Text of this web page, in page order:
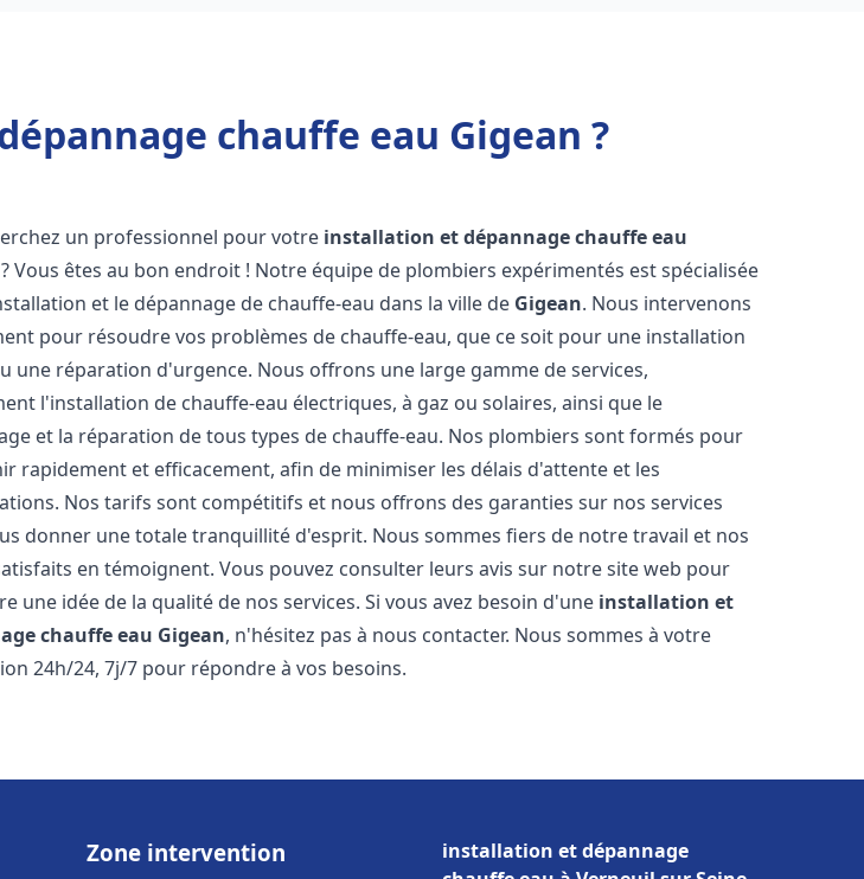
chauffe eau Gigean ?
un professionnel pour votre installation et dépannage chauffe eau
? Vous êtes au bon endroit ! Notre équipe de plombiers expérimentés est spécialisée
et le dépannage de chauffe-eau dans la ville de Gigean. Nous intervenons
pour résoudre vos problèmes de chauffe-eau, que ce soit pour une installation
une réparation d'urgence. Nous offrons une large gamme de services,
l'installation de chauffe-eau électriques, à gaz ou solaires, ainsi que le
et la réparation de tous types de chauffe-eau. Nos plombiers sont formés pour
rapidement et efficacement, afin de minimiser les délais d'attente et les
Nos tarifs sont compétitifs et nous offrons des garanties sur nos services
donner une totale tranquillité d'esprit. Nous sommes fiers de notre travail et nos
en témoignent. Vous pouvez consulter leurs avis sur notre site web pour
une idée de la qualité de nos services. Si vous avez besoin d'une installation et
chauffe eau Gigean, n'hésitez pas à nous contacter. Nous sommes à votre
24h/24, 7j/7 pour répondre à vos besoins.
Zone intervention
installation et dépannage